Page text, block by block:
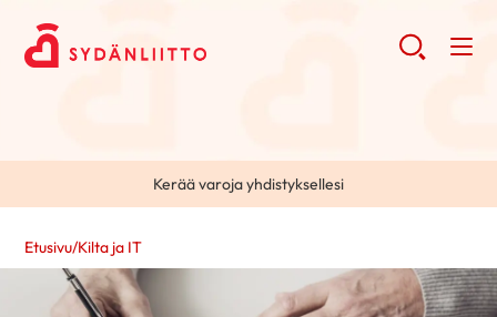
Kerää varoja yhdistyksellesi
Etusivu/Kilta ja IT